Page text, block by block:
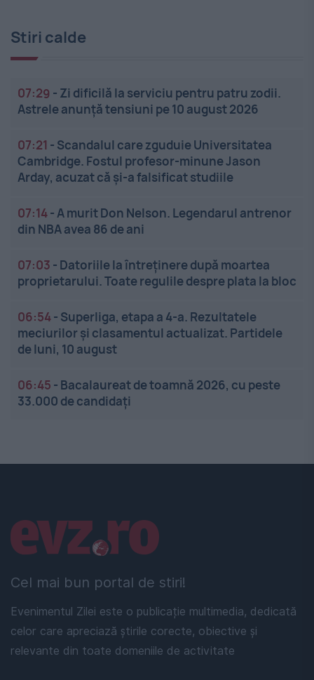
Stiri calde
07:29 - Zi dificilă la serviciu pentru patru zodii.
Astrele anunță tensiuni pe 10 august 2026
07:21 - Scandalul care zguduie Universitatea
Cambridge. Fostul profesor-minune Jason
Arday, acuzat că și-a falsificat studiile
07:14-A murit Don Nelson. Legendarul antrenor
din NBA avea 86 de ani
07:03 - Datoriile la întreținere după moartea
proprietarului. Toate regulile despre plata la bloc
06:54- Superliga, etapa a 4-a. Rezultatele
meciurilor și clasamentul actualizat. Partidele
de luni, 10 august
06:45 - Bacalaureat de toamnă 2026, cu peste
33.000 de candidați
Cel mai bun portal de stiri!
Evenimentul Zilei este o publicație multimedia, dedicată
celor care apreciază știrile corecte, obiective și
relevante din toate domeniile de activitate
Linkuri utile